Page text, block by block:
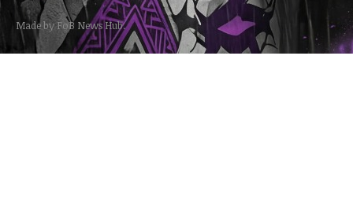
Made by FoB News Hub.